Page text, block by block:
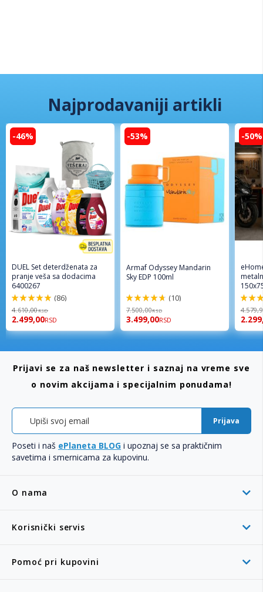
Najprodavaniji artikli
-46%
DUEL Set deterdženata za
pranje veša sa dodacima
6400267
98%
(86)
4.610,00RSD
2.499,00RSD
-53%
Armaf Odyssey Mandarin
Sky EDP 100ml
94%
(10)
7.500,00RSD
3.499,00RSD
-50%
96%
O nama
Korisnički servis
Pomoć pri kupovini
Prijavi se za naš newsletter i saznaj na vreme sve
o novim akcijama i specijalnim ponudama!
Prijava
Poseti i naš ePlaneta BLOG i upoznaj se sa praktičnim
savetima i smernicama za kupovinu.